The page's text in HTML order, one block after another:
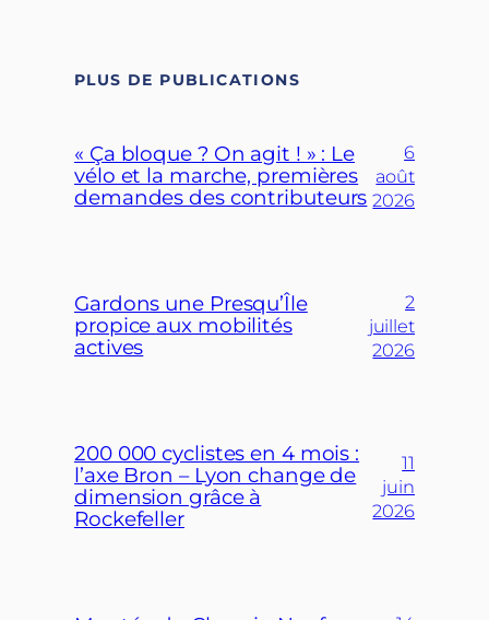
PLUS DE PUBLICATIONS
« Ça bloque ? On agit ! » : Le
vélo et la marche, premières
demandes des contributeurs
6
août
2026
Gardons une Presqu’Île
propice aux mobilités
actives
2
juillet
2026
200 000 cyclistes en 4 mois :
l’axe Bron – Lyon change de
dimension grâce à
Rockefeller
11
juin
2026